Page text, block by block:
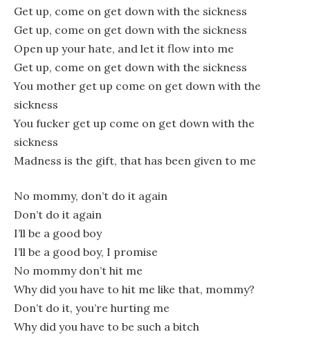
Get up, come on get down with the sickness
Get up, come on get down with the sickness
Open up your hate, and let it flow into me
Get up, come on get down with the sickness
You mother get up come on get down with the
sickness
You fucker get up come on get down with the
sickness
Madness is the gift, that has been given to me
No mommy, don’t do it again
Don’t do it again
I’ll be a good boy
I’ll be a good boy, I promise
No mommy don’t hit me
Why did you have to hit me like that, mommy?
Don’t do it, you’re hurting me
Why did you have to be such a bitch